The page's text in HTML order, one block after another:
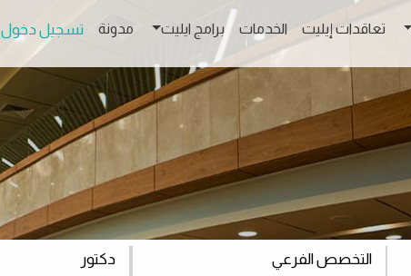
تعاقدات إيليت الخدمات برامج ايليت مدونة تسجيل دخول
التخصص الفرعي
دكتور